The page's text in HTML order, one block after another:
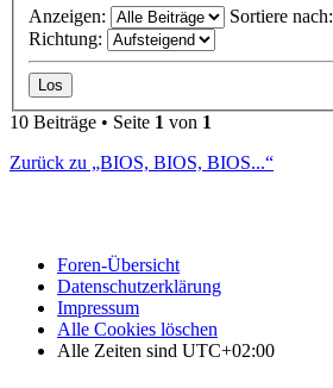
Anzeigen:
Sortiere nach:
Richtung:
10 Beiträge • Seite 1 von 1
Zurück zu „BIOS, BIOS, BIOS...“
Foren-Übersicht
Datenschutzerklärung
Impressum
Alle Cookies löschen
Alle Zeiten sind UTC+02:00